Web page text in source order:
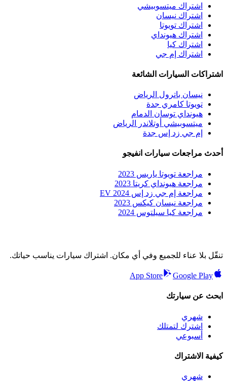
اشتراك ميتسوبيشي
اشتراك نيسان
اشتراك تويوتا
اشتراك هيونداي
اشتراك كيا
اشتراك إم جي
اشتراكات السيارات الشائعة
نيسان باترول الرياض
تويوتا كامري جدة
هيونداي توسان الدمام
ميتسوبيشي أوتلاندر الرياض
إم جي زد إس جدة
أحدث مراجعات سيارات انفيجو
مراجعة تويوتا ياريس 2023
مراجعة هيونداي كريتا 2023
مراجعة إم جي زد إس EV 2024
مراجعة نيسان كيكس 2023
مراجعة كيا سيلتوس 2024
تنقّل بلا عناء للجميع وفي أي مكان. اشتراك سيارات يناسب حياتك.
App Store Google Play
ابحث عن سيارتك
شهري
اشترك لتمتلك
أسبوعي
كيفية الاشتراك
شهري